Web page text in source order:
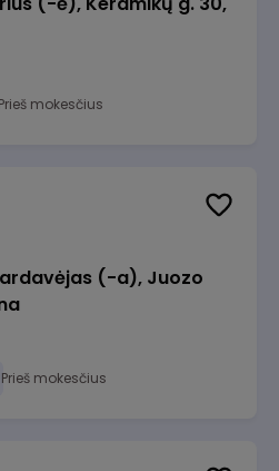
Prieš mokesčius
(-a), Juozo
Prieš mokesčius